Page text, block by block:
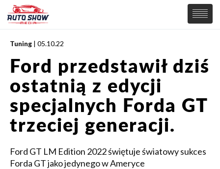
PREMIERY
SAMOCHODY
Wiadomości
Samochody Koncepcyjne
Tuning
Elektryczne
MOTORSPORT
Tuning | 05.10.22
Ford przedstawił dziś
ostatnią z edycji
specjalnych Forda GT
trzeciej generacji.
Ford GT LM Edition 2022 świętuje światowy sukces
Forda GT jako jedynego w Ameryce